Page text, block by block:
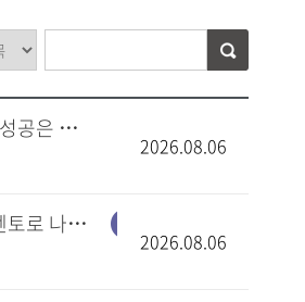
연구실안전관리현황
교육시설안전인증
자주묻는질문(FAQ)
[전자신문] 김정섭 교수, H.O.T. 이후 K-팝 아이돌 30년 첫 전수분석…“1,182개 그룹 중 성공은 극소수”
2026.08.06
[E동아] 성신여대, 한국장학재단 ‘청소년 AI교육멘토링 사업 선정’, IT융합대학생 30명 멘토로 나선다
2026.08.06